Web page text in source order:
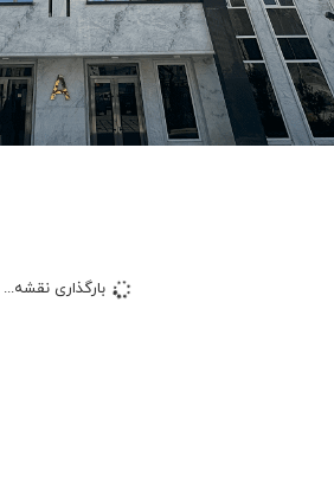
بارگذاری نقشه...